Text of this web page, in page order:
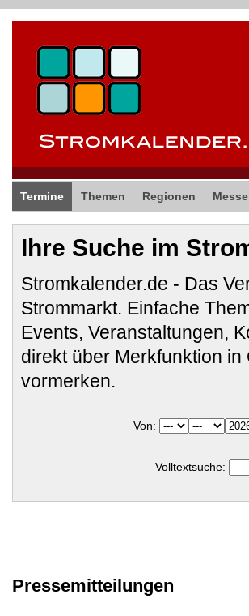
Termine Themen Regionen
Ihre Suche im
Stromkalender.de - Das
Strommarkt. Einfache
Events, Veranstaltungen,
direkt über Merkfunktion
vormerken.
Von:
Volltextsuche:
Pressemitteilungen